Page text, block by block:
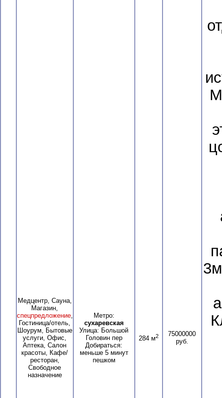
Медцентр, Сауна,
Магазин,
спецпредложение,
Гостиница/отель,
Шоурум, Бытовые
услуги, Офис,
Аптека, Салон
красоты, Кафе/
ресторан,
Свободное
назначение
Метро:
сухаревская
Улица: Большой
Головин пер
Добираться:
меньше 5 минут
пешком
284 м2
75000000
руб.